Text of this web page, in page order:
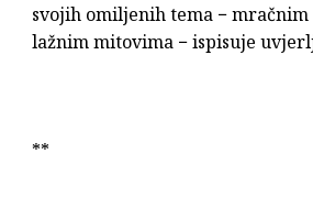
svojih omiljenih tema −
lažnim mitovima − ispisuje
**